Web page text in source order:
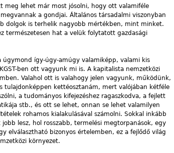
meg lehet már most jósolni, hogy ott valamiféle
a gondjai. Általános társadalmi viszonyban
dolgok is terhelik nagyobb mértékben, mint minket.
természetesen hat a velük folytatott gazdasági
így-úgy-amúgy valamiképp, valami kis
ben ott vagyunk mi is. A kapitalista nemzetközi
Valahol ott is valahogy jelen vagyunk, működünk,
tulajdonképpen kettéosztanám, mert valójában kétféle
a tudományos kifejezéshez ragaszkodva, a fejlett
stb., és ott se lehet, onnan se lehet valamilyen
rohamos kialakulásával számolni. Sokkal inkább
lesz, hol rosszabb, termelési megtorpanások, egy
elválasztható bizonyos értelemben, ez a fejlődő világ
környezet.